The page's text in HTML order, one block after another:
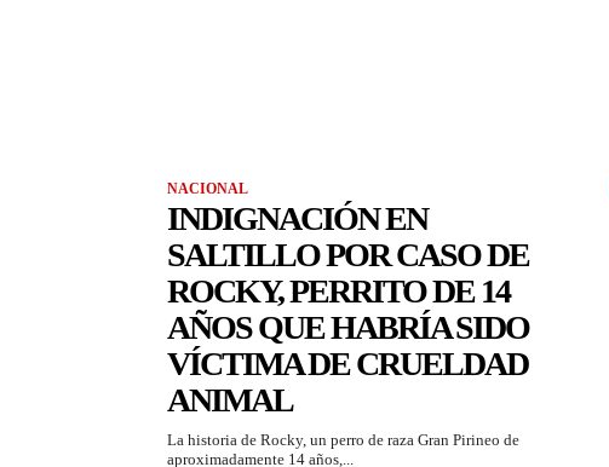
NACIONAL
INDIGNACIÓN EN
SALTILLO POR CASO DE
ROCKY, PERRITO DE 14
AÑOS QUE HABRÍA SIDO
VÍCTIMA DE CRUELDAD
ANIMAL
La historia de Rocky, un perro de raza Gran Pirineo de
aproximadamente 14 años,...